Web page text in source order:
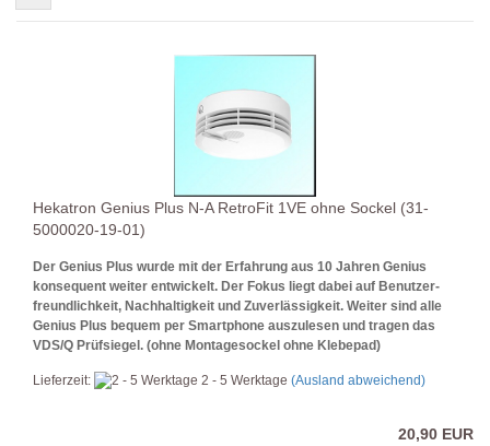
Hekatron Genius Plus N-A RetroFit 1VE ohne Sockel (31-
5000020-19-01)
Der Genius Plus wurde mit der Erfahrung aus 10 Jahren Genius
konsequent weiter entwickelt. Der Fokus liegt dabei auf Benutzer-
freundlichkeit, Nachhaltigkeit und Zuverlässigkeit. Weiter sind alle
Genius Plus bequem per Smartphone auszulesen und tragen das
VDS/Q Prüfsiegel. (ohne Montagesockel ohne Klebepad)
Lieferzeit: 2 - 5 Werktage (Ausland abweichend)
20,90 EUR